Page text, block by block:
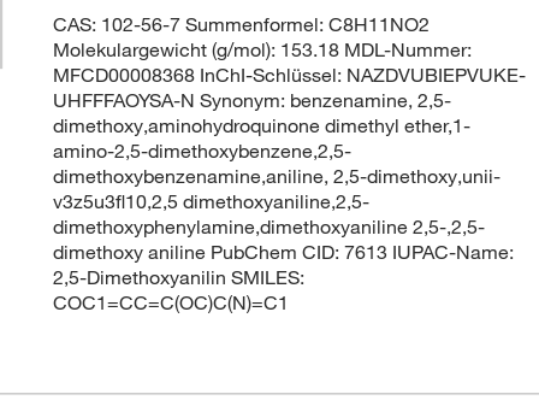
CAS: 102-56-7 Summenformel: C8H11NO2
Molekulargewicht (g/mol): 153.18 MDL-Nummer:
MFCD00008368 InChI-Schlüssel: NAZDVUBIEPVUKE-
UHFFFAOYSA-N Synonym: benzenamine, 2,5-
dimethoxy,aminohydroquinone dimethyl ether,1-
amino-2,5-dimethoxybenzene,2,5-
dimethoxybenzenamine,aniline, 2,5-dimethoxy,unii-
v3z5u3fl10,2,5 dimethoxyaniline,2,5-
dimethoxyphenylamine,dimethoxyaniline 2,5-,2,5-
dimethoxy aniline PubChem CID: 7613 IUPAC-Name:
2,5-Dimethoxyanilin SMILES:
COC1=CC=C(OC)C(N)=C1